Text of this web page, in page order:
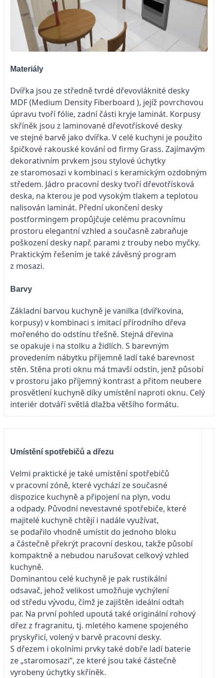
Materiály
Dvířka jsou ze středně tvrdé dřevovláknité desky
MDF (Medium Density Fiberboard ), jejíž povrchovou
úpravu tvoří fólie, zadní části kryje laminát. Korpusy
skříněk jsou z laminované dřevotřískové desky
ve stejné barvě jako dvířka. V celé kuchyni je použito
špičkové rakouské kování od firmy Grass. Zajímavým
dekorativním prvkem jsou stylové úchytky
ze staromosazi v kombinaci s keramickým ozdobným
středem. Jádro pracovní desky tvoří dřevotřísková
deska, na kterou je pod vysokým tlakem a teplotou
nalisován laminát. Přední ukončení desky
postformingem propůjčuje celému pracovnímu
prostoru elegantní vzhled a současně zabraňuje
poškození desky např. parami z trouby nebo myčky.
Praktickým řešením je také závěsný program
z mosazi.
Barvy
Základní barvou kuchyně je vanilka (dvířkovina,
korpusy) v kombinaci s imitací přírodního dřeva
mořeného do odstínu třešně. Stejná dřevina
se opakuje i na stolku a židlích. S barevným
provedením nábytku příjemně ladí také barevnost
stěn. Stěna proti oknu má tmavší odstín, jenž působí
v prostoru jako příjemný kontrast a přitom neubere
prosvětlení kuchyně díky umístění naproti oknu. Celý
interiér dotváří světlá dlažba většího formátu.
Umístění spotřebičů a dřezu
Velmi praktické je také umístění spotřebičů
v pracovní zóně, které vychází ze současné
dispozice kuchyně a připojení na plyn, vodu
a odpady. Původní nevestavné spotřebiče, které
majitelé kuchyně chtějí i nadále využívat,
se podařilo vhodně umístit do jednoho bloku
a částečně překrýt pracovní deskou, takže působí
kompaktně a nebudou narušovat celkový vzhled
kuchyně.
Dominantou celé kuchyně je pak rustikální
odsavač, jehož velikost umožňuje vychýlení
od středu vývodu, čímž je zajištěn ideální odtah
par. Na první pohled upoutá také originální rohový
dřez z fragranitu, tj. mletého kamene spojeného
pryskyřicí, volený v barvě pracovní desky.
S dřezem i okolními prvky také dobře ladí baterie
ze „staromosazi“, ze které jsou také částečně
vyrobeny úchytky skříněk.